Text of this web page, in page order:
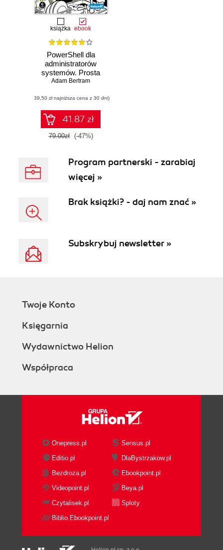
książka ebook
PowerShell dla
administratorów
systemów. Prosta
automatyzacja
Adam Bertram
(39,50 zł najniższa cena z 30 dni)
41.87 zł
79.00zł (-47%)
Program partnerski - zarabiaj
więcej »
Brak książki? - daj nam znać »
Subskrybuj newsletter »
Twoje Konto
Księgarnia
Wydawnictwo Helion
Współpraca
Onepress.pl
Sensus.pl
Editio.pl
DlaBystrzakow.pl
Bezdroza.pl
Ebookpoint.pl
Videopoint.pl
Beya.pl
Czytalisek.pl
Sploty
Biblio.Ebookpoint.pl